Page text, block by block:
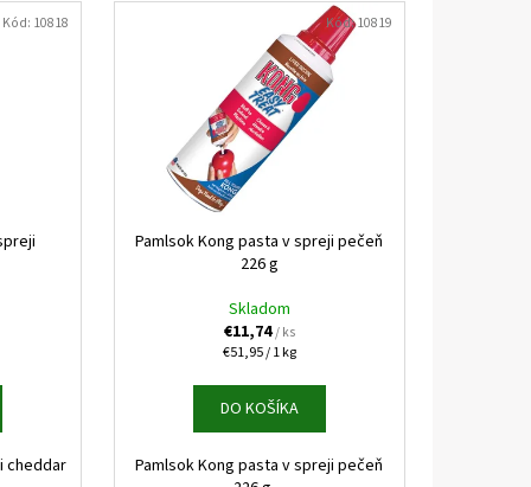
cheddar
Kód: 10818
Pamlsok Kong pasta v spreji pečeň
226 g
Skladom
€11,74/ ks
Jednotková
€51,95 / 1 kg
DO KOŠÍKA
Pamlsok Kong pasta v spreji pečeň
Kód:10819